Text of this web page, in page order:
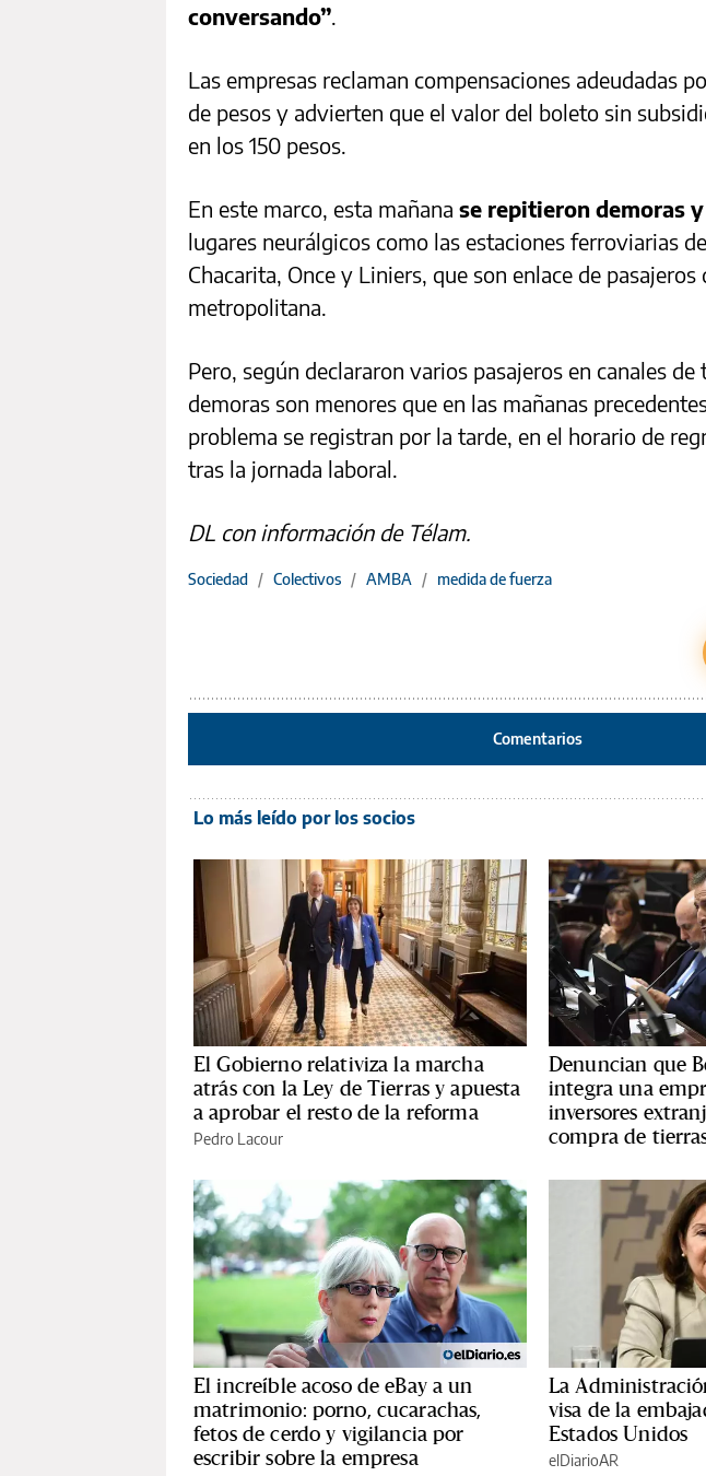
conversando”.
Las empresas reclaman compensaciones adeudadas
de pesos y advierten que el valor del boleto sin
en los 150 pesos.
En este marco, esta mañana se repitieron demoras
lugares neurálgicos como las estaciones ferroviarias
Chacarita, Once y Liniers, que son enlace de pasajeros
metropolitana.
Pero, según declararon varios pasajeros en canales
demoras son menores que en las mañanas
problema se registran por la tarde, en el horario de
tras la jornada laboral.
DL con información de Télam.
Sociedad / Colectivos / AMBA / medida de fuerza
Comentarios
Lo más leído por los socios
El Gobierno relativiza la marcha
atrás con la Ley de Tierras y apuesta
a aprobar el resto de la reforma
Pedro Lacour
Denuncian que
integra una
inversores
compra de
El increíble acoso de eBay a un
matrimonio: porno, cucarachas,
fetos de cerdo y vigilancia por
escribir sobre la empresa
La
visa de la
Estados Unidos
elDiarioAR